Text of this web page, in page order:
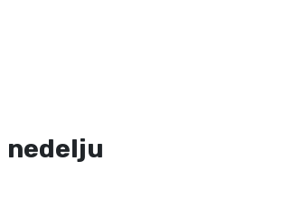
nedelju